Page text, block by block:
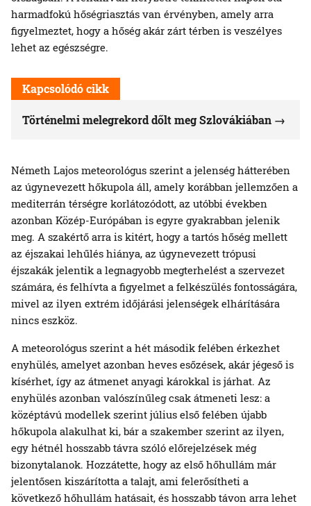
harmadfokú hőségriasztás van érvényben, amely arra
figyelmeztet, hogy a hőség akár zárt térben is veszélyes
lehet az egészségre.
Kapcsolódó cikk
Történelmi melegrekord dőlt meg Szlovákiában
Németh Lajos meteorológus szerint a jelenség hátterében
az úgynevezett hőkupola áll, amely korábban jellemzően a
mediterrán térségre korlátozódott, az utóbbi években
azonban Közép-Európában is egyre gyakrabban jelenik
meg. A szakértő arra is kitért, hogy a tartós hőség mellett
az éjszakai lehűlés hiánya, az úgynevezett trópusi
éjszakák jelentik a legnagyobb megterhelést a szervezet
számára, és felhívta a figyelmet a felkészülés fontosságára,
mivel az ilyen extrém időjárási jelenségek elhárítására
nincs eszköz.
A meteorológus szerint a hét második felében érkezhet
enyhülés, amelyet azonban heves esőzések, akár jégeső is
kísérhet, így az átmenet anyagi károkkal is járhat. Az
enyhülés azonban valószínűleg csak átmeneti lesz: a
középtávú modellek szerint július első felében újabb
hőkupola alakulhat ki, bár a szakember szerint az ilyen,
egy hétnél hosszabb távra szóló előrejelzések még
bizonytalanok. Hozzátette, hogy az első hőhullám már
jelentősen kiszárította a talajt, ami felerősítheti a
következő hőhullám hatásait, és hosszabb távon arra lehet